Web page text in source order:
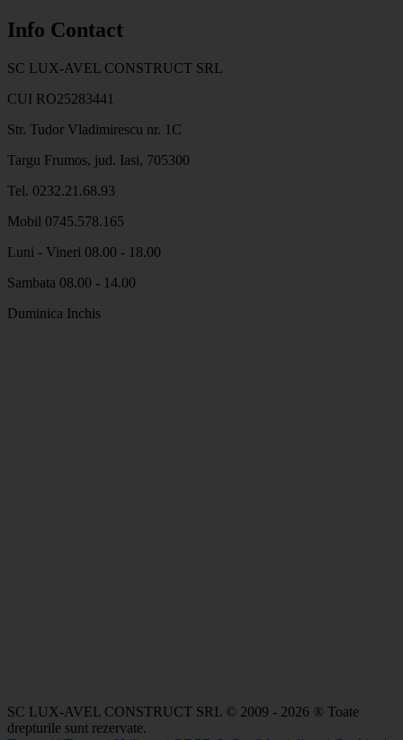
Info Contact
SC LUX-AVEL CONSTRUCT SRL
CUI RO25283441
Str. Tudor Vladimirescu nr. 1C
Targu Frumos, jud. Iasi, 705300
Tel. 0232.21.68.93
Mobil 0745.578.165
Luni - Vineri 08.00 - 18.00
Sambata 08.00 - 14.00
Duminica Inchis
SC LUX-AVEL CONSTRUCT SRL © 2009 - 2026 ® Toate
drepturile sunt rezervate.